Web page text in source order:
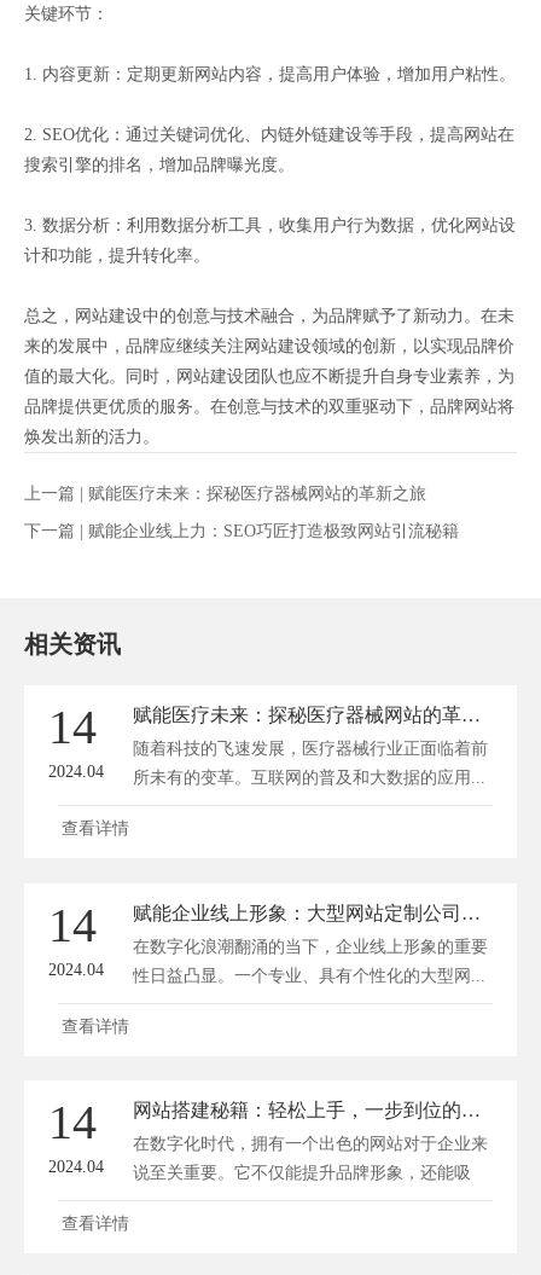
关键环节：
1. 内容更新：定期更新网站内容，提高用户体验，增加用户粘性。
2. SEO优化：通过关键词优化、内链外链建设等手段，提高网站在
搜索引擎的排名，增加品牌曝光度。
3. 数据分析：利用数据分析工具，收集用户行为数据，优化网站设
计和功能，提升转化率。
总之，网站建设中的创意与技术融合，为品牌赋予了新动力。在未
来的发展中，品牌应继续关注网站建设领域的创新，以实现品牌价
值的最大化。同时，网站建设团队也应不断提升自身专业素养，为
品牌提供更优质的服务。在创意与技术的双重驱动下，品牌网站将
焕发出新的活力。
上一篇 | 赋能医疗未来：探秘医疗器械网站的革新之旅
下一篇 | 赋能企业线上力：SEO巧匠打造极致网站引流秘籍
相关资讯
14
2024.04
赋能医疗未来：探秘医疗器械网站的革新之旅
随着科技的飞速发展，医疗器械行业正面临着前
所未有的变革。互联网的普及和大数据的应用...
查看详情
14
2024.04
赋能企业线上形象：大型网站定制公司的匠心独运
在数字化浪潮翻涌的当下，企业线上形象的重要
性日益凸显。一个专业、具有个性化的大型网...
查看详情
14
2024.04
网站搭建秘籍：轻松上手，一步到位的智能建站指南
在数字化时代，拥有一个出色的网站对于企业来
说至关重要。它不仅能提升品牌形象，还能吸
引...
查看详情